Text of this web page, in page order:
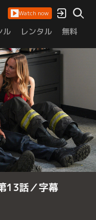
Watch now
ル レンタル 無料
13話／字幕